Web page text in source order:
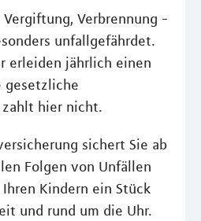
Verbrennung -
unfallgefährdet.
erleiden jährlich einen
gesetzliche
hier nicht.
sichert Sie ab
Folgen von Unfällen
Kindern ein Stück
und rund um die Uhr.